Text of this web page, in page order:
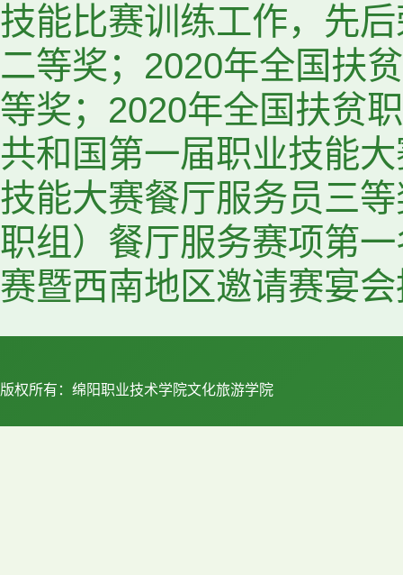
技能比赛训练工作，先
二等奖；2020年全国扶
等奖；2020年全国扶贫
共和国第一届职业技能
技能大赛餐厅服务员三
职组）餐厅服务赛项第
赛暨西南地区邀请赛宴
版权所有：绵阳职业技术学院文化旅游学院